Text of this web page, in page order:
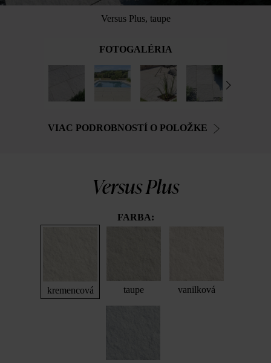
Versus Plus, taupe
FOTOGALÉRIA
VIAC PODROBNOSTÍ O POLOŽKE
Versus Plus
FARBA:
kremencová taupe vanilková